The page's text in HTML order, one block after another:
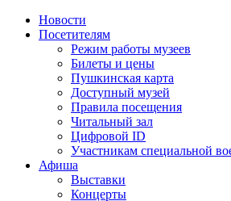
Новости
Посетителям
Режим работы музеев
Билеты и цены
Пушкинская карта
Доступный музей
Правила посещения
Читальный зал
Цифровой ID
Участникам специальной
Афиша
Выставки
Концерты